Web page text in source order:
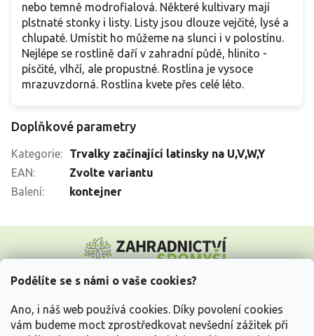
Podělíte se s námi o vaše cookies?
Ano, i náš web používá cookies. Díky povolení cookies
vám budeme moct zprostředkovat nevšední zážitek při
nebo temně modrofialová. Některé kultivary mají
plstnaté stonky i listy. Listy jsou dlouze vejčité, lysé a
chlupaté. Umístit ho můžeme na slunci i v polostínu.
Nejlépe se rostlině daří v zahradní půdě, hlinito -
písčité, vlhčí, ale propustné. Rostlina je vysoce
mrazuvzdorná. Rostlina kvete přes celé léto.
Doplňkové parametry
Kategorie:
Trvalky začínající latinsky na U,V,W,Y
EAN:
Zvolte variantu
Balení: kontejner
p
Vše o nákupu